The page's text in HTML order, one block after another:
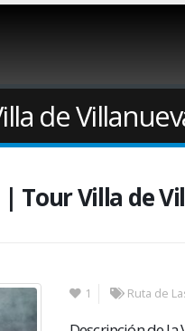
de
| Tour Villa de
1 Ruta de